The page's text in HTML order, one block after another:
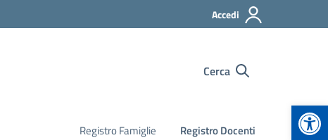
Accedi
Cerca
Registro Famiglie Registro Docenti